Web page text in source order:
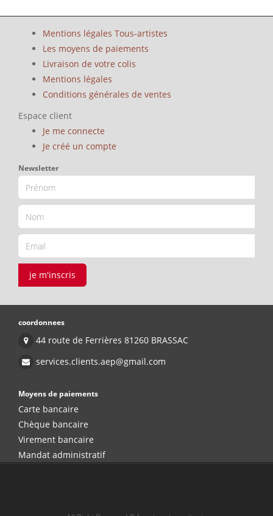
Mentions légales Tous-artistes
Les moyens de paiements
Livraison de votre colis
Mentions légales
Conditions générales de ventes
Espace client
Je me connecte
Je créé un compte
Newsletter
je m'inscris
coordonnees
44 route de Ferrières 81260 BRASSAC
services.clients.aep@gmail.com
Moyens de paiements
Carte bancaire
Chèque bancaire
Virement bancaire
Mandat administratif